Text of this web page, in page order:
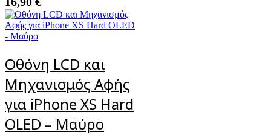
Οθόνη LCD και
Μηχανισμός Αφής
για iPhone XS Hard
OLED – Μαύρο